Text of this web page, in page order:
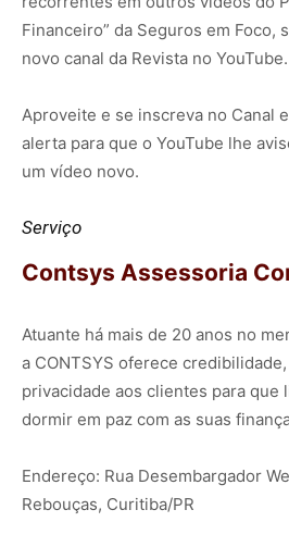
Financeiro” da Seguros em Foco,
novo canal da Revista no YouTube.
Aproveite e se inscreva no Canal
alerta para que o YouTube lhe
um vídeo novo.
Serviço
Contsys Assessoria
Atuante há mais de 20 anos no
a CONTSYS oferece
privacidade aos clientes para que
dormir em paz com as suas
Endereço: Rua Desembargador
Rebouças, Curitiba/PR